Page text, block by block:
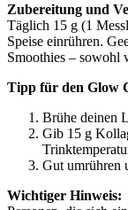
Zubereitung und
Täglich 15 g (1
Speise einrühren.
Smoothies – sowohl
Tipp für den Glow
Brühe deinen
Gib 15 g
Gut umrühren
Wichtiger Hinweis: